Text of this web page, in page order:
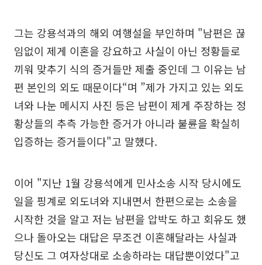
그는 강용석과의 해외 여행설을 부인하며 "남편은 끊
임없이 제게 이혼을 강요하고 사실이 아닌 정황들로
끼워 맞추기 식의 증거들만 제출 중인데 그 이유는 남
편 본인의 외도 때문이다“며 ”제가 가지고 있는 외도
녀와 나눈 메시지 사진 등은 남편이 제게 주장하는 정
황상들의 추측 가능한 증거가 아니라 불륜을 확실히
입증하는 증거들이다"고 말했다.
이어 "지난 1월 강용석에게 민사소송 시작 당시에도
일을 핑계로 외도녀와 지내면서 한편으로는 소송을
시작한 것을 알고 저는 남편을 압박도 하고 회유도 했
으나 돌아오는 대답은 무조건 이혼해달라는 사실과
당신도 그 여자상대로 소송하라는 대답뿐이었다"고